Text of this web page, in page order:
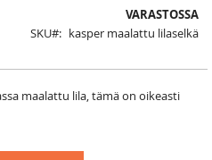
VARASTOSSA
SKU
kasper maalattu lilaselkä
maalattu lila, tämä on oikeasti